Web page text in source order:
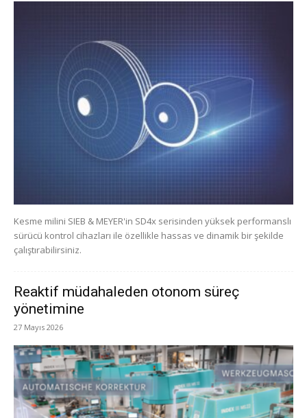
Kesme milini SIEB & MEYER'in SD4x serisinden yüksek performanslı
sürücü kontrol cihazları ile özellikle hassas ve dinamik bir şekilde
çalıştırabilirsiniz.
Reaktif müdahaleden otonom süreç
yönetimine
27 Mayıs 2026